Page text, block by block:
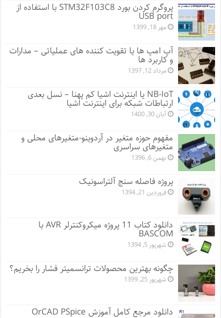
پروگرم کردن بورد STM32F103C8 با استفاده از
USB port
مهر 18, 1399
آپ امپ ها یا تقویت کننده های عملیاتی – مدارات
و کاربرد ها
مرداد 12, 1397
NB-IoT یا اینترنت اشیا کم پهنا – نسل بعدی
ارتباطات شبکه برای اینترنت اشیا
آبان 30, 1400
مفهوم حوزه متغیر در آردوینو-متغیرهای محلی و
متغیرهای سراسری
بهمن 6, 1396
پروژه فاصله سنج آلتراسونیک
فروردین 21, 1394
دانلود کتاب 11 پروژه میکروکنترلر AVR با
BASCOM
شهریور 5, 1394
چگونه بهترین محصولات ترانسمیتر فشار را بخریم؟
شهریور 25, 1399
دانلود مرجع کامل آموزش OrCAD PSpice